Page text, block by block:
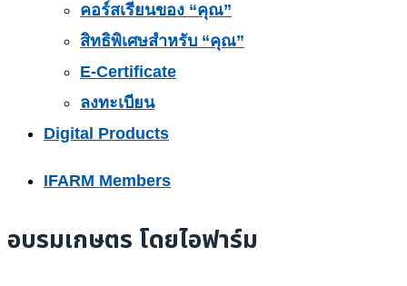
คอร์สเรียนของ “คุณ”
สิทธิพิเศษสำหรับ “คุณ”
E-Certificate
ลงทะเบียน
Digital Products
IFARM Members
อบรมเกษตร โดยไอฟาร์ม